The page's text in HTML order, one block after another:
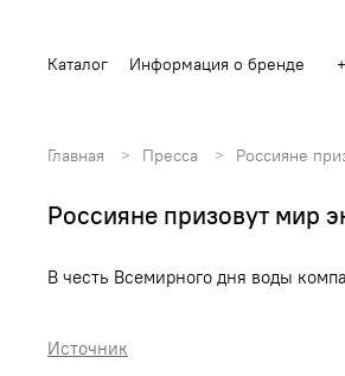
Каталог Информация о бренде
Главная Пресса Россияне
Россияне призовут мир
В честь Всемирного дня воды
Источник